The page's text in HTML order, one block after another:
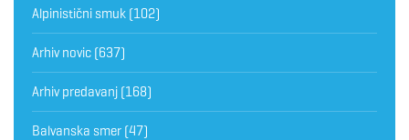
Alpinistični smuk (102)
Arhiv novic (637)
Arhiv predavanj (168)
Balvanska smer (47)